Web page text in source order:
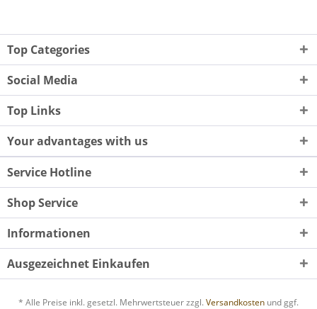
Top Categories
Social Media
Top Links
Your advantages with us
Service Hotline
Shop Service
Informationen
Ausgezeichnet Einkaufen
* Alle Preise inkl. gesetzl. Mehrwertsteuer zzgl. Versandkosten und ggf.